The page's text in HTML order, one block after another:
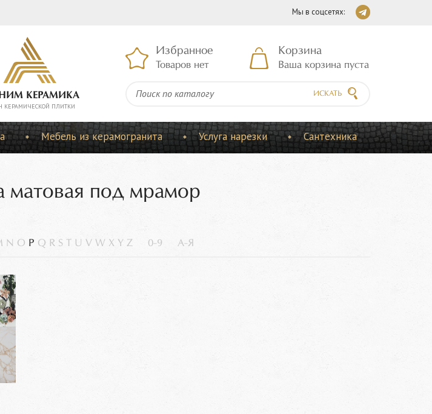
Мы в соцсетях:
КЕРАМИКА
КЕРАМИЧЕСКОЙ ПЛИТКИ
Избранное
Товаров нет
Корзина
Ваша корзина пуста
ИСКАТЬ
Мебель из керамогранита Услуга нарезки Сантехника
матовая под мрамор
N O P Q R S U V W X Y Z 0-9 А-Я